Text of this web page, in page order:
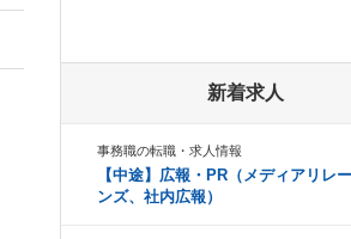
新着求人
事務職の転職・求人情報
【中途】広報・PR（メディアリレ
ンズ、社内広報）